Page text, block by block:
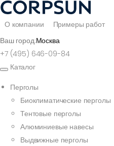
О компании Примеры работ
Ваш город:Москва
+7 (495) 646-09-84
Каталог
Перголы
Биоклиматические перголы
Тентовые перголы
Алюминиевые навесы
Выдвижные перголы